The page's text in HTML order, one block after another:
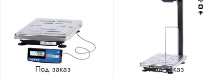
Под заказ Под заказ